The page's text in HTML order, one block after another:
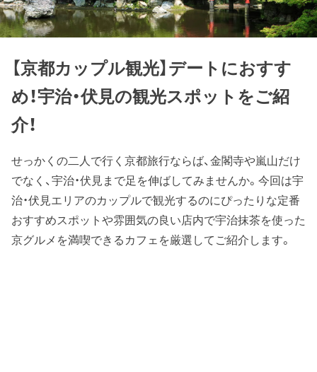
【京都カップル観光】デートにおすす
め！宇治・伏見の観光スポットをご紹
介！
せっかくの二人で行く京都旅行ならば、金閣寺や嵐山だけ
でなく、宇治・伏見まで足を伸ばしてみませんか。今回は宇
治・伏見エリアのカップルで観光するのにぴったりな定番
おすすめスポットや雰囲気の良い店内で宇治抹茶を使った
京グルメを満喫できるカフェを厳選してご紹介します。